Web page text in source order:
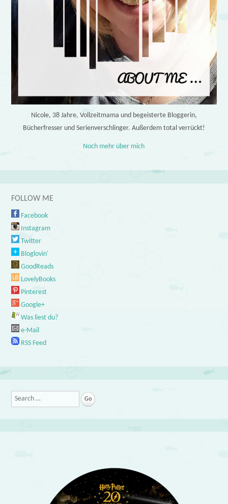
Nicole, 38 Jahre, Vollzeitmama und begeisterte Bloggerin,
Bücherfresser und Serienverschlinger. Außerdem total verrückt!
Noch mehr über mich
FOLLOW ME
Facebook
Instagram
Twitter
Bloglovin'
GoodReads
LovelyBooks
Pinterest
Google+
Was liest du?
e-Mail
RSS Feed
Search